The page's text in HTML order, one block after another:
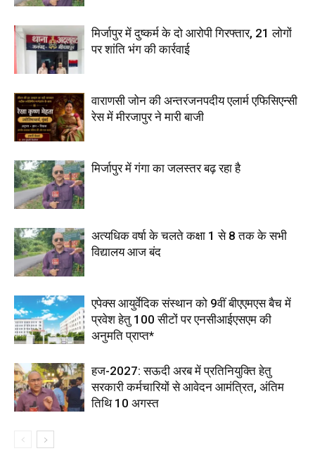
मिर्जापुर में दुष्कर्म के दो आरोपी गिरफ्तार, 21 लोगों
पर शांति भंग की कार्रवाई
वाराणसी जोन की अन्तरजनपदीय एलार्म एफिसिएन्सी
रेस में मीरजापुर ने मारी बाजी
मिर्जापुर में गंगा का जलस्तर बढ़ रहा है
अत्यधिक वर्षा के चलते कक्षा 1 से 8 तक के सभी
विद्यालय आज बंद
एपेक्स आयुर्वेदिक संस्थान को 9वीं बीएएमएस बैच में
प्रवेश हेतु 100 सीटों पर एनसीआईएसएम की
अनुमति प्राप्त*
हज-2027: सऊदी अरब में प्रतिनियुक्ति हेतु
सरकारी कर्मचारियों से आवेदन आमंत्रित, अंतिम
तिथि 10 अगस्त